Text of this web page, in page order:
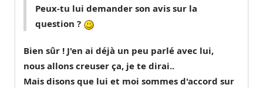
Peux-tu lui demander son avis sur la
question ?
Bien sûr ! J'en ai déjà un peu parlé avec lui,
nous allons creuser ça, je te dirai..
Mais disons que lui et moi sommes d'accord sur